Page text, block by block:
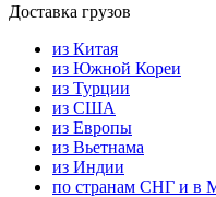
Доставка грузов
из Китая
из Южной Кореи
из Турции
из США
из Европы
из Вьетнама
из Индии
по странам СНГ и в